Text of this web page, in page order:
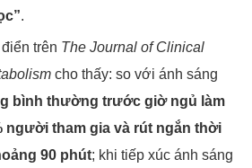
.
trên The Journal of Clinical
cho thấy: so với ánh sáng
bình thường trước giờ ngủ làm
người tham gia và rút ngắn thời
90 phút; khi tiếp xúc ánh sáng